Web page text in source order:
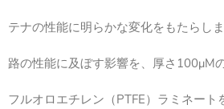
テナの性能に明らかな変化をもたらし
路の性能に及ぼす影響を、厚さ100μM
フルオロエチレン（PTFE）ラミネート